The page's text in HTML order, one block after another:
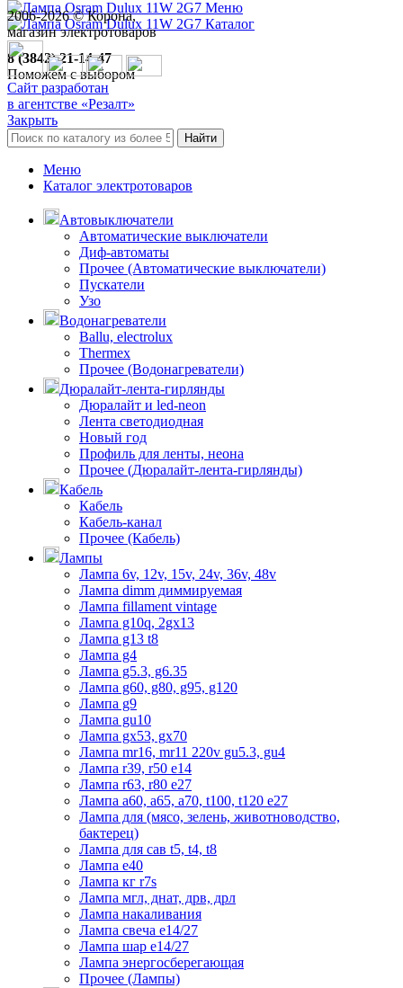
Меню
Каталог
8 (3842) 21-14-47
Поможем с выбором
2006-2026© Корона,
магазин электротоваров
Сайт разработан
в агентстве «Резалт»
Закрыть
Найти
Меню
Каталог электротоваров
Автовыключатели
Автоматические выключатели
Диф-автоматы
Прочее (Автоматические выключатели)
Пускатели
Узо
Водонагреватели
Ballu, electrolux
Thermex
Прочее (Водонагреватели)
Дюралайт-лента-гирлянды
Дюралайт и led-neon
Лента светодиодная
Новый год
Профиль для ленты, неона
Прочее (Дюралайт-лента-гирлянды)
Кабель
Кабель
Кабель-канал
Прочее (Кабель)
Лампы
Лампа 6v, 12v, 15v, 24v, 36v, 48v
Лампа dimm диммируемая
Лампа fillament vintage
Лампа g10q, 2gx13
Лампа g13 t8
Лампа g4
Лампа g5.3, g6.35
Лампа g60, g80, g95, g120
Лампа g9
Лампа gu10
Лампа gx53, gx70
Лампа mr16, mr11 220v gu5.3, gu4
Лампа r39, r50 е14
Лампа r63, r80 е27
Лампа а60, а65, а70, t100, t120 е27
Лампа для (мясо, зелень, животноводство,
бактерец)
Лампа для сав t5, t4, t8
Лампа е40
Лампа кг r7s
Лампа мгл, днат, дрв, дрл
Лампа накаливания
Лампа свеча е14/27
Лампа шар е14/27
Лампа энергосберегающая
Прочее (Лампы)